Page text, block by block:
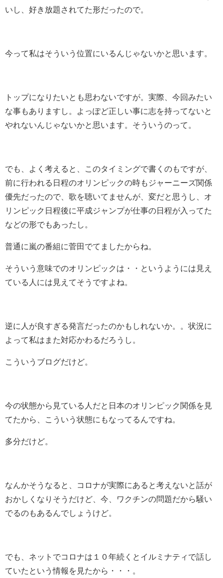
いし、好き放題されてた形だったので。
今って私はそういう位置にいるんじゃないかと思います。
トップになりたいとも思わないですが。実際、今回みたい
な事もありますし。よっぽど正しい事に志を持ってないと
やれないんじゃないかと思います。そういうのって。
でも、よく考えると、このタイミングで書くのもですが、
前に行われる日程のオリンピックの時もジャーニーズ関係
優先だったので、歌を聴いてませんが、変だと思うし、オ
リンピック日程後に平成ジャンプが仕事の日程が入ってた
などの形でもあったし。
普通に嵐の番組に菅田でてましたからね。
そういう意味でのオリンピックは・・というようには見え
ている人には見えてそうですよね。
逆に人が良すぎる発言だったのかもしれないか。。状況に
よって私はまた対応かわるだろうし。
こういうブログだけど。
今の状態から見ている人だと日本のオリンピック関係を見
てたから、こういう状態にもなってるんですね。
多分だけど。
なんかそうなると、コロナが実際にあると考えないと話が
おかしくなりそうだけど、今、ワクチンの問題だから騒い
でるのもあるんでしょうけど。
でも、ネットでコロナは１０年続くとイルミナティで話し
ていたという情報を見たから・・・。